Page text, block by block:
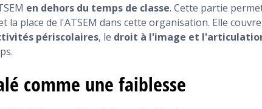
en dehors du temps de classe. Cette partie
la place de l'ATSEM dans cette organisation. Elle couvre
périscolaires, le droit à l'image et
comme une faiblesse